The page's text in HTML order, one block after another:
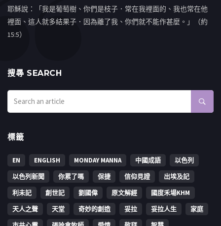
耶穌說：「我是葡萄樹、你們是枝子．常在我裡面的、我也常在他
裡面、這人就多結果子．因為離了我、你們就不能作甚麼。」（約
15:5）
搜㝷 SEARCH
標籤
EN ENGLISH MONDAY MANNA 中國成語
以色列
以色列新聞
你累了嗎 保捷 信仰見證
出埃及記
利未記
創世記 劉國偉 原文解經
國度禾場KHM
天人之聲
天堂 奇妙的創造 妥拉 妥拉人生
家庭